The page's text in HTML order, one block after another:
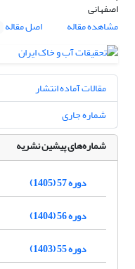
اصفهانی
مشاهده مقاله
اصل مقاله
مقالات آماده انتشار
شماره جاری
شماره‌های پیشین نشریه
دوره 57 (1405)
دوره 56 (1404)
دوره 55 (1403)